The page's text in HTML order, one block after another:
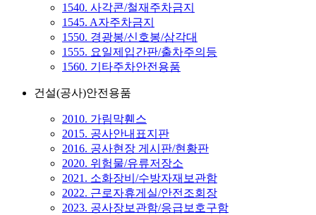
1540. 사각콘/철재주차금지
1545. A자주차금지
1550. 경광봉/신호봉/삼각대
1555. 요일제입간판/출차주의등
1560. 기타주차안전용품
건설(공사)안전용품
2010. 가림막휀스
2015. 공사안내표지판
2016. 공사현장 게시판/현황판
2020. 위험물/유류저장소
2021. 소화장비/수방자재보관함
2022. 근로자휴게실/안전조회장
2023. 공사장보관함/응급보호구함